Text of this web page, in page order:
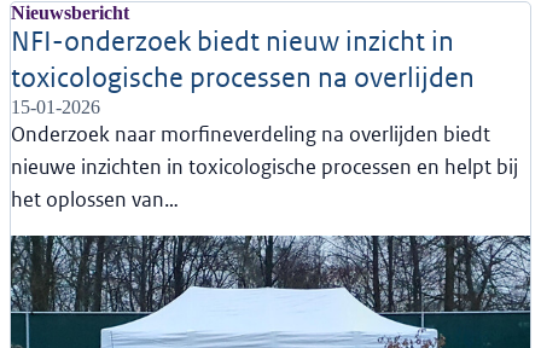
Nieuwsbericht
NFI-onderzoek biedt nieuw inzicht in
toxicologische processen na overlijden
15-01-2026
Onderzoek naar morfineverdeling na overlijden biedt
nieuwe inzichten in toxicologische processen en helpt bij
het oplossen van…